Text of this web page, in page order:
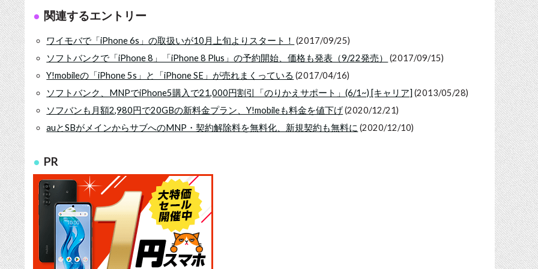
関連するエントリー
ワイモバで「iPhone 6s」の取扱いが10月上旬よりスタート！ (2017/09/25)
ソフトバンクで「iPhone 8」「iPhone 8 Plus」の予約開始、価格も発表（9/22発売）
(2017/09/15)
Y!mobileの「iPhone 5s」と「iPhone SE」が売れまくっている (2017/04/16)
ソフトバンク、MNPでiPhone5購入で21,000円割引「のりかえサポート」(6/1~) [キャリア] (2013/05/28)
ソフバンも月額2,980円で20GBの新料金プラン、Y!mobileも料金を値下げ(2020/12/21)
auとSBがメインからサブへのMNP・契約解除料を無料化、新規契約も無料に (2020/12/10)
PR